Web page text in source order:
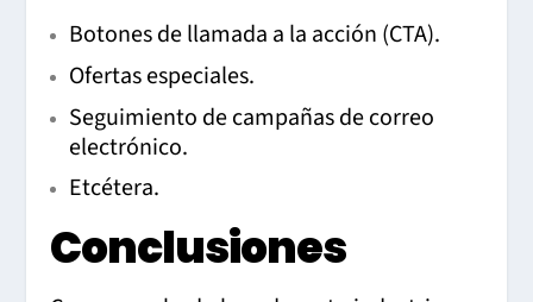
Botones de llamada a la acción (CTA).
Ofertas especiales.
Seguimiento de campañas de correo
electrónico.
Etcétera.
Conclusiones